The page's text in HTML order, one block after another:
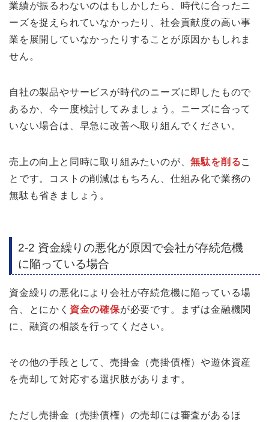
業績が振るわないのはもしかしたら、時代に合ったニ
ーズを捉えられていなかったり、社会貢献度の高い事
業を展開していなかったりすることが原因かもしれま
せん。
自社の製品やサービスが時代のニーズに即したもので
あるか、今一度検討してみましょう。ニーズに合って
いない場合は、早急に改善へ取り組んでください。
売上の向上と同時に取り組みたいのが、無駄を削るこ
とです。コストの削減はもちろん、仕組み化で業務の
無駄も省きましょう。
2-2 資金繰りの悪化が原因で会社が存続危機
に陥っている場合
資金繰りの悪化により会社が存続危機に陥っている場
合、とにかく 資金の確保が必要です。まずは金融機関
に、融資の相談を行ってください。
その他の手段として、売掛金（売掛債権）や遊休資産
を売却して対応する選択肢があります。
ただし売掛金（売掛債権）の売却には審査があるほ